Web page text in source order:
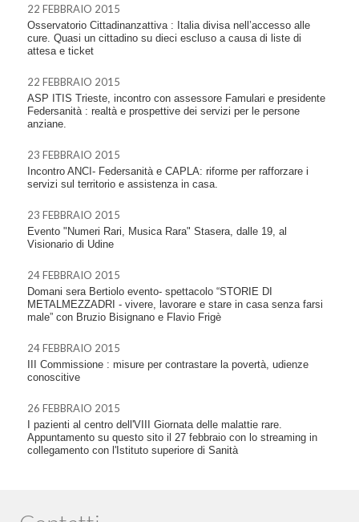
22 FEBBRAIO 2015
Osservatorio Cittadinanzattiva : Italia divisa nell’accesso alle
cure. Quasi un cittadino su dieci escluso a causa di liste di
attesa e ticket
22 FEBBRAIO 2015
ASP ITIS Trieste, incontro con assessore Famulari e presidente
Federsanità : realtà e prospettive dei servizi per le persone
anziane.
23 FEBBRAIO 2015
Incontro ANCI- Federsanità e CAPLA: riforme per rafforzare i
servizi sul territorio e assistenza in casa.
23 FEBBRAIO 2015
Evento "Numeri Rari, Musica Rara" Stasera, dalle 19, al
Visionario di Udine
24 FEBBRAIO 2015
Domani sera Bertiolo evento- spettacolo “STORIE DI
METALMEZZADRI - vivere, lavorare e stare in casa senza farsi
male” con Bruzio Bisignano e Flavio Frigè
24 FEBBRAIO 2015
III Commissione : misure per contrastare la povertà, udienze
conoscitive
26 FEBBRAIO 2015
I pazienti al centro dell'VIII Giornata delle malattie rare.
Appuntamento su questo sito il 27 febbraio con lo streaming in
collegamento con l'Istituto superiore di Sanità